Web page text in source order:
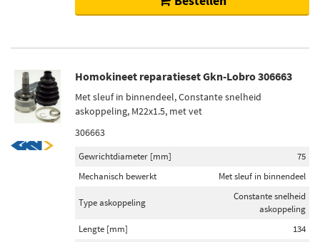
Homokineet reparatieset Gkn-Lobro 306663
Met sleuf in binnendeel, Constante snelheid
askoppeling, M22x1.5, met vet
306663
Gewrichtdiameter [mm]
75
Mechanisch bewerkt
Met sleuf in binnendeel
Type askoppeling
Constante snelheid
askoppeling
Lengte [mm]
134